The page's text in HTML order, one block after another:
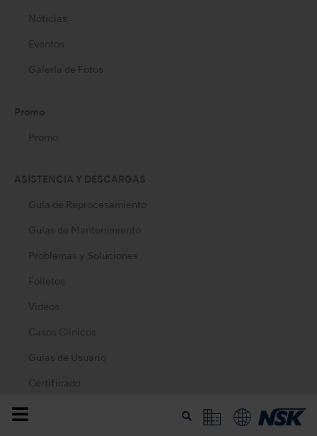
Noticias
Eventos
Galería de Fotos
Promo
Promo
ASISTENCIA Y DESCARGAS
Guía de Reprocesamiento
Guías de Mantenimiento
Problemas y Soluciones
Folletos
Videos
Casos Clínicos
Guías de Usuario
Certificado